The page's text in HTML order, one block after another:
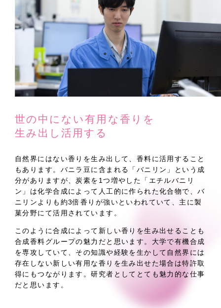
世の中にない有用な香りを
生み出し活用する
自然界にはない香りを生み出して、香料に活用すること
もあります。バニラ豆に含まれる「バニリン」という成
分がありますが、炭素を1つ増やした「エチルバニリ
ン」は化学合成によって人工的に作られた化合物で、バ
ニリンよりも約3倍香りが強いといわれていて、主に製
菓分野にて活用されています。
このように合成によって新しい香りを生み出せることも
合成香料グループの魅力だと思います。大学で有機合成
を専攻していて、その知識や経験を生かして自然界には
存在しない新しい有用な香りを生み出せた場合は特許取
得にもつながります。研究者としてとても魅力的な仕事
だと思います。